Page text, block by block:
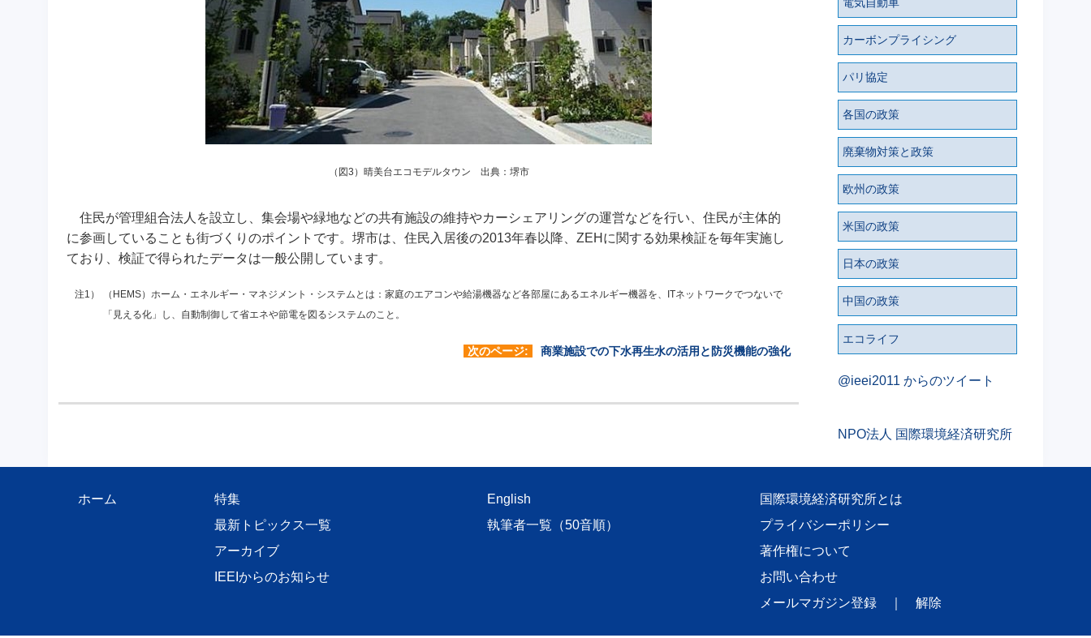
（図3）晴美台エコモデルタウン 出典：堺市
住民が管理組合法人を設立し、集会場や緑地などの共有施設の維持やカーシェアリングの運営などを行い、住民が主体的
に参画していることも街づくりのポイントです。堺市は、住民入居後の2013年春以降、ZEHに関する効果検証を毎年実施し
ており、検証で得られたデータは一般公開しています。
注1）
（HEMS）ホーム・エネルギー・マネジメント・システムとは：家庭のエアコンや給湯機器など各部屋にあるエネルギー機器を、ITネットワークでつないで
「見える化」し、自動制御して省エネや節電を図るシステムのこと。
次のページ: 商業施設での下水再生水の活用と防災機能の強化
カーボンプライシング
パリ協定
各国の政策
廃棄物対策と政策
欧州の政策
米国の政策
日本の政策
中国の政策
エコライフ
@ieei2011 からのツイート
NPO法人 国際環境経済研究所
ホーム
特集
最新トピックス一覧
アーカイブ
IEEIからのお知らせ
English
執筆者一覧（50音順）
国際環境経済研究所とは
プライバシーポリシー
著作権について
お問い合わせ
メールマガジン登録
解除